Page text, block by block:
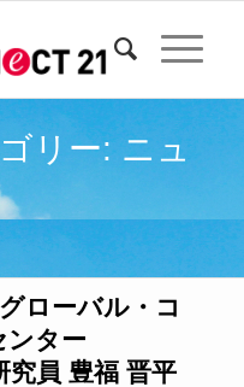
リー: ニュ
ローバル・コ
ンター
究員 豊福 晋平